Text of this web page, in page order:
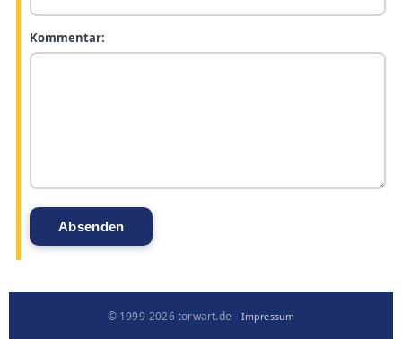
Kommentar:
© 1999-2026 torwart.de - Impressum